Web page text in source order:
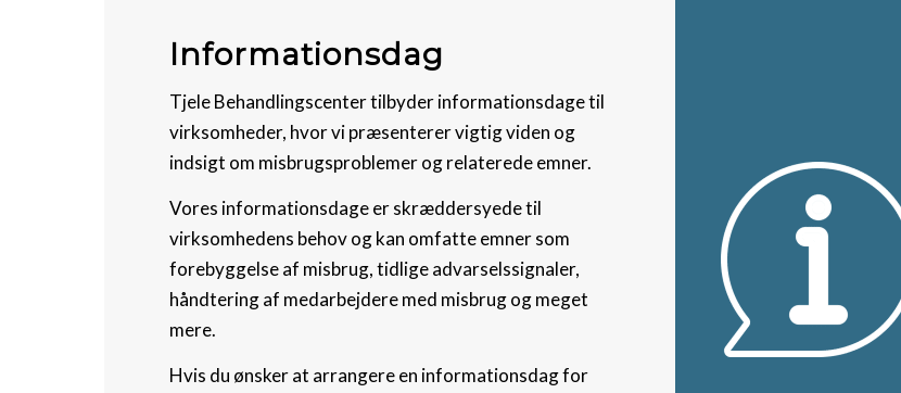
Informationsdag
Tjele Behandlingscenter tilbyder informationsdage til
virksomheder, hvor vi præsenterer vigtig viden og
indsigt om misbrugsproblemer og relaterede emner.
Vores informationsdage er skræddersyede til
virksomhedens behov og kan omfatte emner som
forebyggelse af misbrug, tidlige advarselssignaler,
håndtering af medarbejdere med misbrug og meget
mere.
Hvis du ønsker at arrangere en informationsdag for